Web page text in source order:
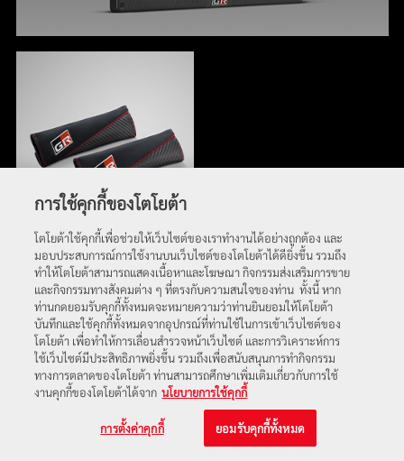
การใช้คุกกี้ของโตโยต้า
โตโยต้าใช้คุกกี้เพื่อช่วยให้เว็บไซต์ของเราทำงานได้อย่างถูกต้อง และ
มอบประสบการณ์การใช้งานบนเว็บไซต์ของโตโยต้าได้ดียิ่งขึ้น รวมถึง
ทำให้โตโยต้าสามารถแสดงเนื้อหาและโฆษณา กิจกรรมส่งเสริมการขาย
และกิจกรรมทางสังคมต่าง ๆ ที่ตรงกับความสนใจของท่าน ทั้งนี้ หาก
ท่านกดยอมรับคุกกี้ทั้งหมดจะหมายความว่าท่านยินยอมให้โตโยต้า
บันทึกและใช้คุกกี้ทั้งหมดจากอุปกรณ์ที่ท่านใช้ในการเข้าเว็บไซต์ของ
โตโยต้า เพื่อทำให้การเลื่อนสำรวจหน้าเว็บไซต์ และการวิเคราะห์การ
ใช้เว็บไซต์มีประสิทธิภาพยิ่งขึ้น รวมถึงเพื่อสนับสนุนการทำกิจกรรม
ทางการตลาดของโตโยต้า ท่านสามารถศึกษาเพิ่มเติมเกี่ยวกับการใช้
งานคุกกี้ของโตโยต้าได้จาก นโยบายการใช้คุกกี้
การตั้งค่าคุกกี้ ยอมรับคุกกี้ทั้งหมด